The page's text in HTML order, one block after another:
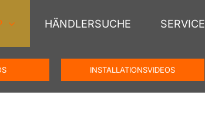
HÄNDLERSUCHE SERVICE
INSTALLATIONSVIDEOS